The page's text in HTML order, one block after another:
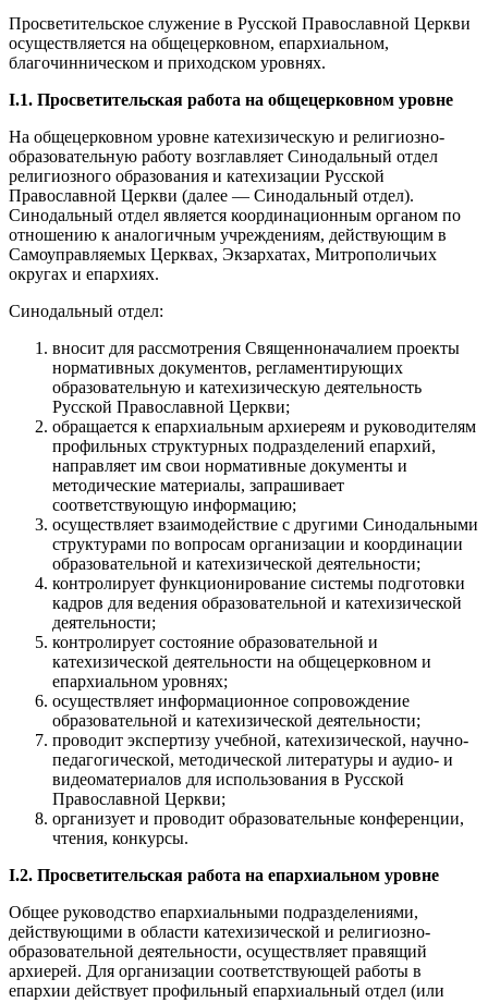
Просветительское служение в Русской Православной Церкви
осуществляется на общецерковном, епархиальном,
благочинническом и приходском уровнях.
I.1. Просветительская работа на общецерковном уровне
На общецерковном уровне катехизическую и религиозно-
образовательную работу возглавляет Синодальный отдел
религиозного образования и катехизации Русской
Православной Церкви (далее — Синодальный отдел).
Синодальный отдел является координационным органом по
отношению к аналогичным учреждениям, действующим в
Самоуправляемых Церквах, Экзархатах, Митрополичьих
округах и епархиях.
Синодальный отдел:
вносит для рассмотрения Священноначалием проекты
нормативных документов, регламентирующих
образовательную и катехизическую деятельность
Русской Православной Церкви;
обращается к епархиальным архиереям и руководителям
профильных структурных подразделений епархий,
направляет им свои нормативные документы и
методические материалы, запрашивает
соответствующую информацию;
осуществляет взаимодействие с другими Синодальными
структурами по вопросам организации и координации
образовательной и катехизической деятельности;
контролирует функционирование системы подготовки
кадров для ведения образовательной и катехизической
деятельности;
контролирует состояние образовательной и
катехизической деятельности на общецерковном и
епархиальном уровнях;
осуществляет информационное сопровождение
образовательной и катехизической деятельности;
проводит экспертизу учебной, катехизической, научно-
педагогической, методической литературы и аудио- и
видеоматериалов для использования в Русской
Православной Церкви;
организует и проводит образовательные конференции,
чтения, конкурсы.
I.2. Просветительская работа на епархиальном уровне
Общее руководство епархиальными подразделениями,
действующими в области катехизической и религиозно-
образовательной деятельности, осуществляет правящий
архиерей. Для организации соответствующей работы в
епархии действует профильный епархиальный отдел (или